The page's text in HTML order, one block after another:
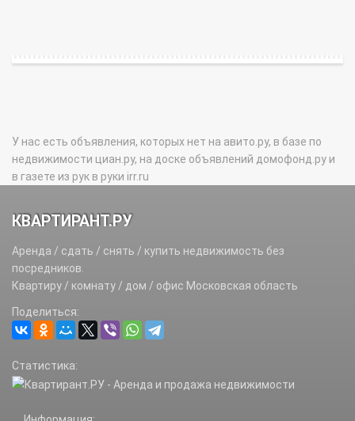
У нас есть объявления, которых нет на авито.ру, в базе по
недвижимости циан.ру, на доске объявлений домофонд.ру и
в газете из рук в руки irr.ru
КВАРТИРАНТ.РУ
Аренда / сдать / снять / купить недвижимость без
посредников.
Квартиру / комнату / дом / офис Московская область
Поделиться:
Статистика: